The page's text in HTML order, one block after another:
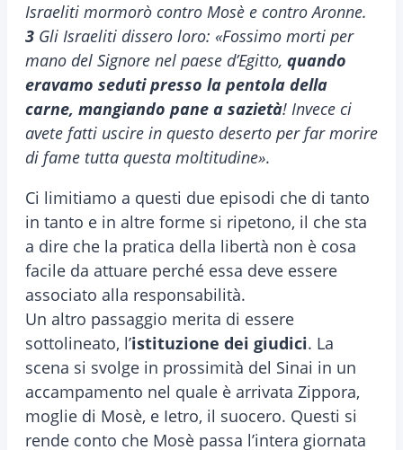
Israeliti mormorò contro Mosè e contro Aronne.
3 Gli Israeliti dissero loro: «Fossimo morti per
mano del Signore nel paese d’Egitto, quando
eravamo seduti presso la pentola della
carne, mangiando pane a sazietà! Invece ci
avete fatti uscire in questo deserto per far morire
di fame tutta questa moltitudine».
Ci limitiamo a questi due episodi che di tanto
in tanto e in altre forme si ripetono, il che sta
a dire che la pratica della libertà non è cosa
facile da attuare perché essa deve essere
associato alla responsabilità.
Un altro passaggio merita di essere
sottolineato, l’istituzione dei giudici. La
scena si svolge in prossimità del Sinai in un
accampamento nel quale è arrivata Zippora,
moglie di Mosè, e Ietro, il suocero. Questi si
rende conto che Mosè passa l’intera giornata